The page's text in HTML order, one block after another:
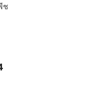
ช